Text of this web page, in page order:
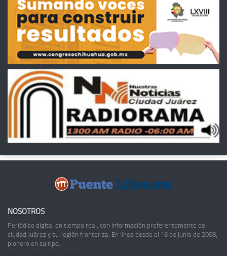
NOSOTROS
Periódico digital en tiempo real, con información preferentemente de
ciudad Juárez y su región fronteriza. En línea desde el 16 de junio de 2008,
pionero en su tipo.